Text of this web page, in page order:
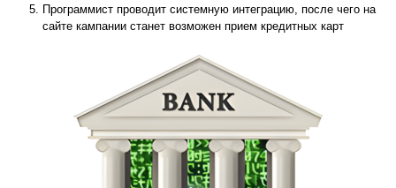
Программист проводит системную интеграцию, после чего на
сайте кампании станет возможен прием кредитных карт